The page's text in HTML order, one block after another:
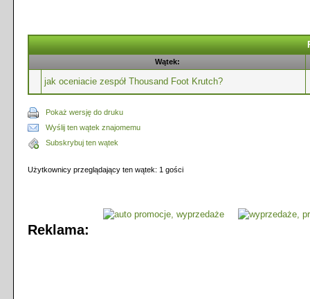
Wątek:
jak oceniacie zespół Thousand Foot Krutch?
Pokaż wersję do druku
Wyślij ten wątek znajomemu
Subskrybuj ten wątek
Użytkownicy przeglądający ten wątek: 1 gości
Reklama: